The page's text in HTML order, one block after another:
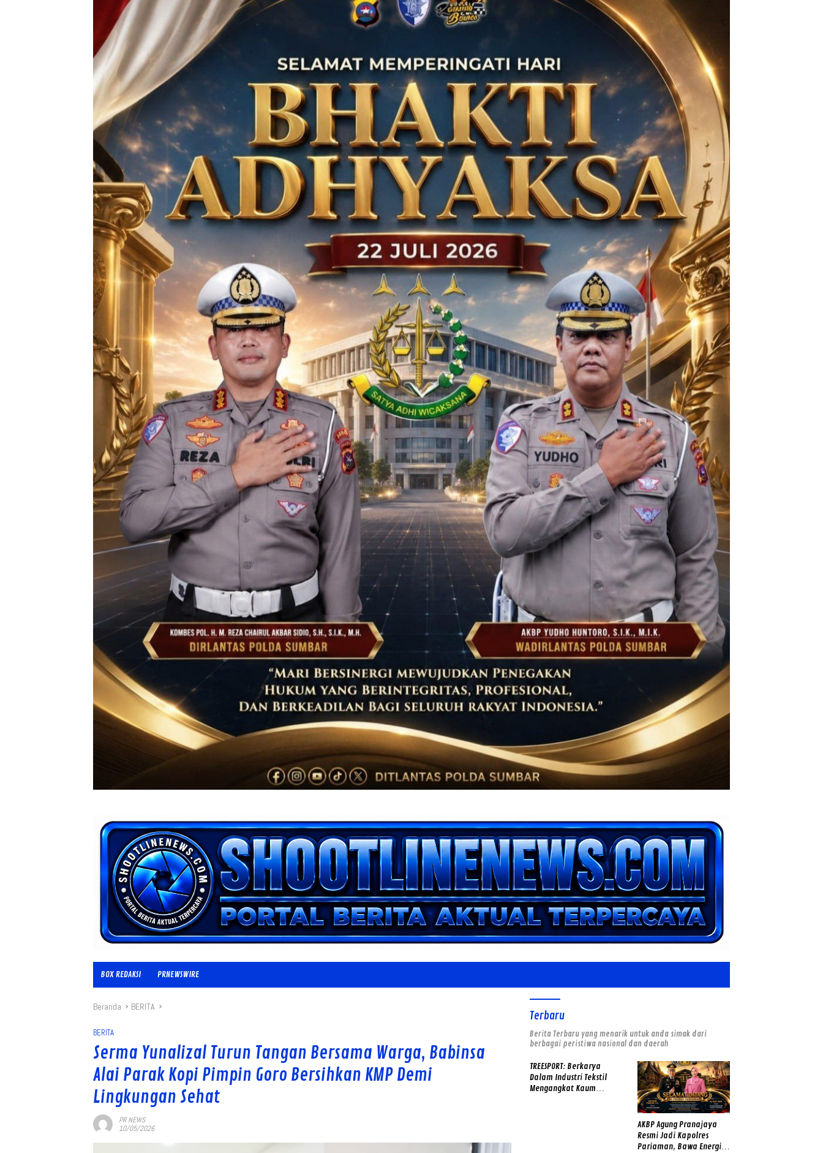
BOX REDAKSI PRNEWSWIRE
Beranda BERITA
BERITA
Serma Yunalizal Turun Tangan Bersama Warga, Babinsa
Alai Parak Kopi Pimpin Goro Bersihkan KMP Demi
Lingkungan Sehat
PR NEWS
10/05/2026
Terbaru
Berita Terbaru yang menarik untuk anda simak dari
berbagai peristiwa nasional dan daerah
TREESPORT: Berkarya
Dalam Industri Tekstil
Mengangkat Kaum
AKBP Agung Pranajaya
Resmi Jadi Kapolres
Pariaman, Bawa Energi